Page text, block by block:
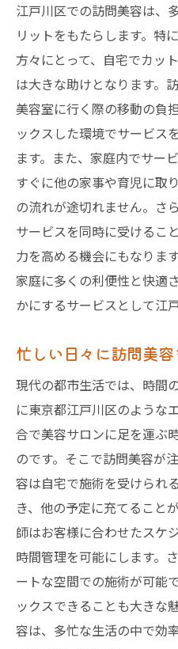
江戸川区での訪問美容は、
リットをもたらします。特
方々にとって、自宅でカッ
は大きな助けとなります。
美容室に行く際の移動の負
ックスした環境でサービス
ます。また、家庭内でサー
すぐに他の家事や育児に取
の流れが途切れません。さ
サービスを同時に受けるこ
力を高める機会にもなりま
家庭に多くの利便性と快適
かにするサービスとして江
忙しい日々に訪問美
現代の都市生活では、時間
に東京都江戸川区のような
合で美容サロンに足を運ぶ
のです。そこで訪問美容が
容は自宅で施術を受けられ
き、他の予定に充てること
師はお客様に合わせたスケ
時間管理を可能にします。
ートな空間での施術が可能
ックスできることも大きな
容は、多忙な生活の中で効